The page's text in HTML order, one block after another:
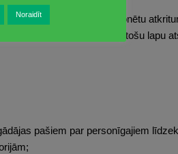
vai ierobežotu nesankcionētu
noteiktajai kārtībai neatbilstošu lapu
pašiem par personīgajiem
Noraidīt